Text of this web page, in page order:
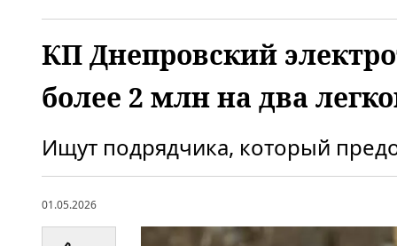
КП Днепровский
более 2 млн на два
Ищут подрядчика, который
01.05.2026